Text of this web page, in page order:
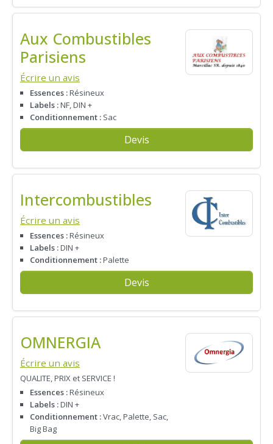
Aux Combustibles
Parisiens
Écrire un avis
Essences :Résineux
Labels :NF, DIN +
Conditionnement : Sac
Devis
Intercombustibles
Écrire un avis
Essences :Résineux
Labels :DIN +
Conditionnement :Palette
Devis
OMNERGIA
Écrire un avis
QUALITE, PRIX et SERVICE !
Essences :Résineux
Labels :DIN +
Conditionnement :Vrac, Palette, Sac,
Big Bag